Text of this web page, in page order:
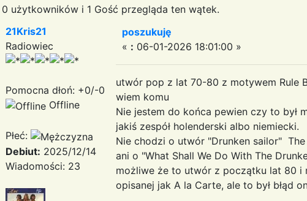
0 użytkowników i 1 Gość przegląda ten wątek.
21Kris21
Radiowiec
Pomocna dłoń: +0/-0
Offline
Płeć:
Debiut: 2025/12/14
Wiadomości: 23
poszukuję
« : 06-01-2026 18:01:00 »
utwór pop z lat 70-80 z motywem Rule
wiem komu
Nie jestem do końca pewien czy to był
jakiś zespół holenderski albo niemiecki.
Nie chodzi o utwór "Drunken sailor" The
ani o "What Shall We Do With The
możliwe że to utwór z początku lat 80 i
opisanej jak A la Carte, ale to był błąd